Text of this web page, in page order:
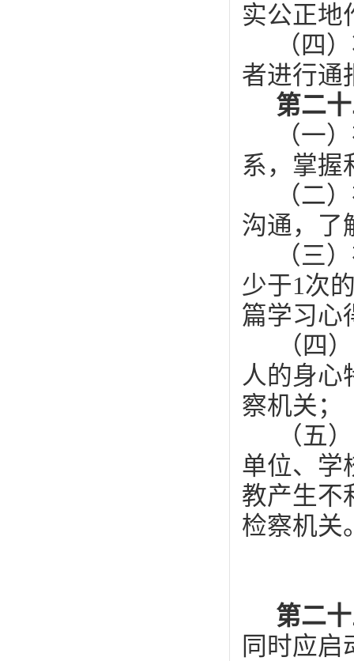
实公正地
（四
者进行通
第二
（一
系，掌握
（二
沟通，了
（三
少于1次
篇学习心
（四
人的身心
察机关；
（五
单位、学
教产生不
检察机关
第二
同时应